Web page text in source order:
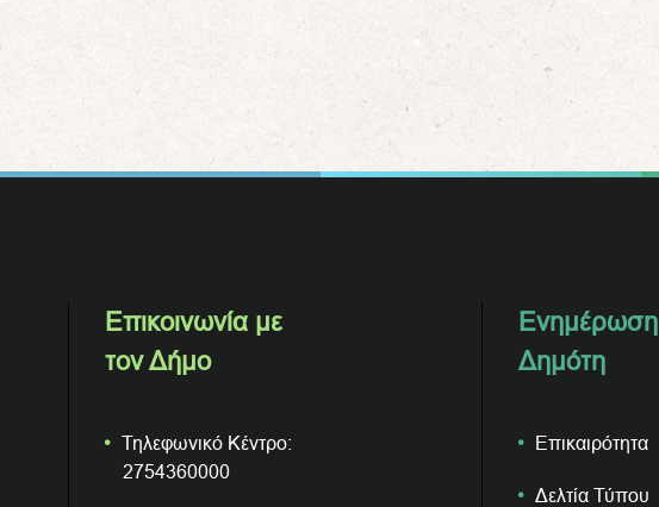
Επικοινωνία με
τον Δήμο
Τηλεφωνικό Κέντρο:
2754360000
Ενημέρωση
Δημότη
Επικαιρότητα
Δελτία Τύπου